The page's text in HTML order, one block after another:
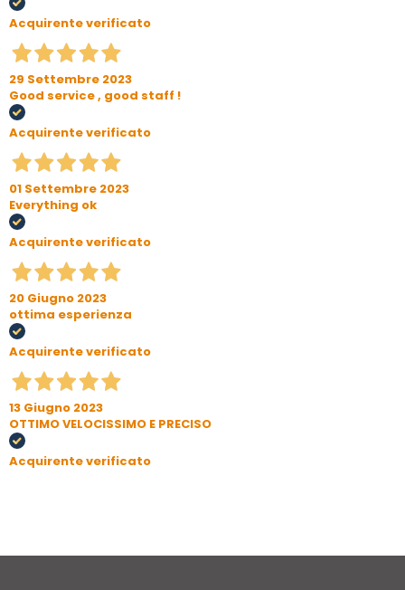
Acquirente verificato
29 Settembre 2023
Good service , good staff !
Acquirente verificato
01 Settembre 2023
Everything ok
Acquirente verificato
20 Giugno 2023
ottima esperienza
Acquirente verificato
13 Giugno 2023
OTTIMO VELOCISSIMO E PRECISO
Acquirente verificato